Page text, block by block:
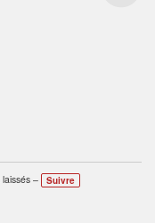
– Suivre